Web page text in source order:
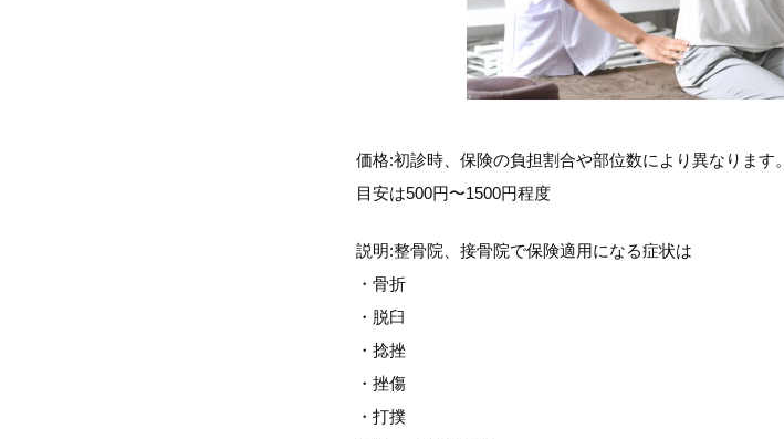
価格:初診時、保険の負担割合や部位数により異なります。
目安は500円〜1500円程度
説明:整骨院、接骨院で保険適用になる症状は
・骨折
・脱臼
・捻挫
・挫傷
・打撲